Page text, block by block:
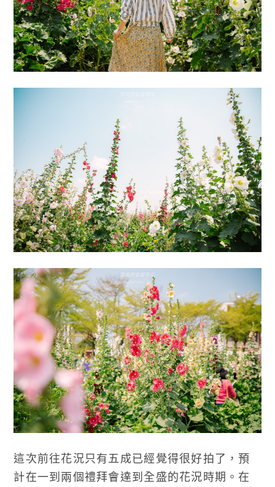
這次前往花況只有五成已經覺得很好拍了，預
計在一到兩個禮拜會達到全盛的花況時期。在